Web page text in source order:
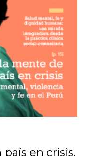
en crisis.